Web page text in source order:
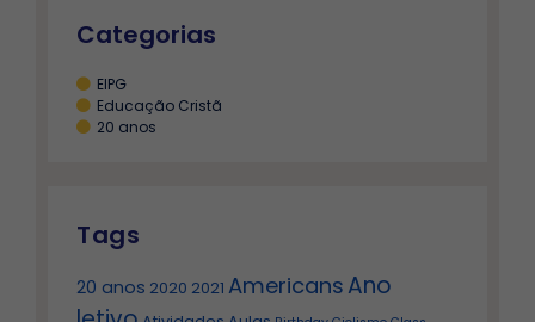
Categorias
EIPG
Educação Cristã
20 anos
Tags
20 anos 2020 2021 Americans Ano